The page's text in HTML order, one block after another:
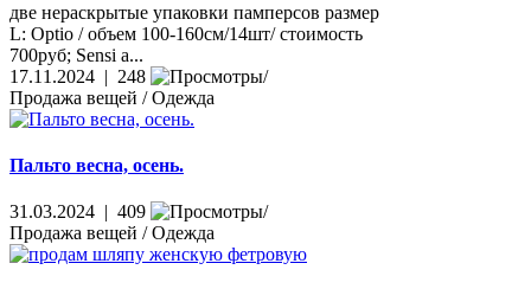
две нераскрытые упаковки памперсов размер
L: Optio / объем 100-160см/14шт/ стоимость
700руб; Sensi a...
17.11.2024 | 248
Продажа вещей / Одежда
Пальто весна, осень.
31.03.2024 | 409
Продажа вещей / Одежда